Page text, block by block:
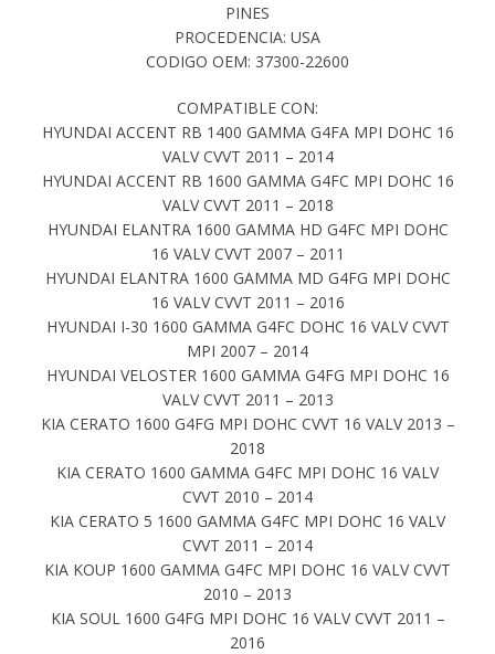
PINES
PROCEDENCIA: USA
CODIGO OEM: 37300-22600
COMPATIBLE CON:
HYUNDAI ACCENT RB 1400 GAMMA G4FA MPI DOHC 16
VALV CVVT 2011 – 2014
HYUNDAI ACCENT RB 1600 GAMMA G4FC MPI DOHC 16
VALV CVVT 2011 – 2018
HYUNDAI ELANTRA 1600 GAMMA HD G4FC MPI DOHC
16 VALV CVVT 2007 – 2011
HYUNDAI ELANTRA 1600 GAMMA MD G4FG MPI DOHC
16 VALV CVVT 2011 – 2016
HYUNDAI I-30 1600 GAMMA G4FC DOHC 16 VALV CVVT
MPI 2007 – 2014
HYUNDAI VELOSTER 1600 GAMMA G4FG MPI DOHC 16
VALV CVVT 2011 – 2013
KIA CERATO 1600 G4FG MPI DOHC CVVT 16 VALV 2013 –
2018
KIA CERATO 1600 GAMMA G4FC MPI DOHC 16 VALV
CVVT 2010 – 2014
KIA CERATO 5 1600 GAMMA G4FC MPI DOHC 16 VALV
CVVT 2011 – 2014
KIA KOUP 1600 GAMMA G4FC MPI DOHC 16 VALV CVVT
2010 – 2013
KIA SOUL 1600 G4FG MPI DOHC 16 VALV CVVT 2011 –
2016